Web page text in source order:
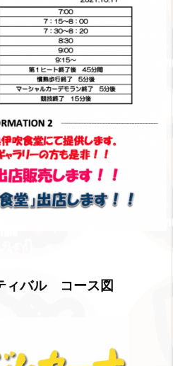
ィバル コース図